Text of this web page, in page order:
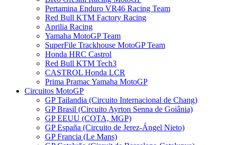
Pertamina Enduro VR46 Racing Team
Red Bull KTM Factory Racing
Aprilia Racing
Yamaha MotoGP Team
SuperFile Trackhouse MotoGP Team
Honda HRC Castrol
Red Bull KTM Tech3
CASTROL Honda LCR
Prima Pramac Yamaha MotoGP
Circuitos MotoGP
GP Tailandia (Circuito Internacional de Chang)
GP Brasil (Circuito Ayrton Senna de Goiânia)
GP EEUU (COTA, MGP)
GP España (Circuito de Jerez-Ángel Nieto)
GP Francia (Le Mans)